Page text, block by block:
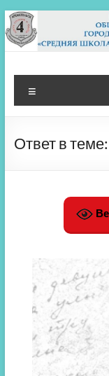
Перейти
к
содержимому
МБОУ
Архангельск
Ответ в